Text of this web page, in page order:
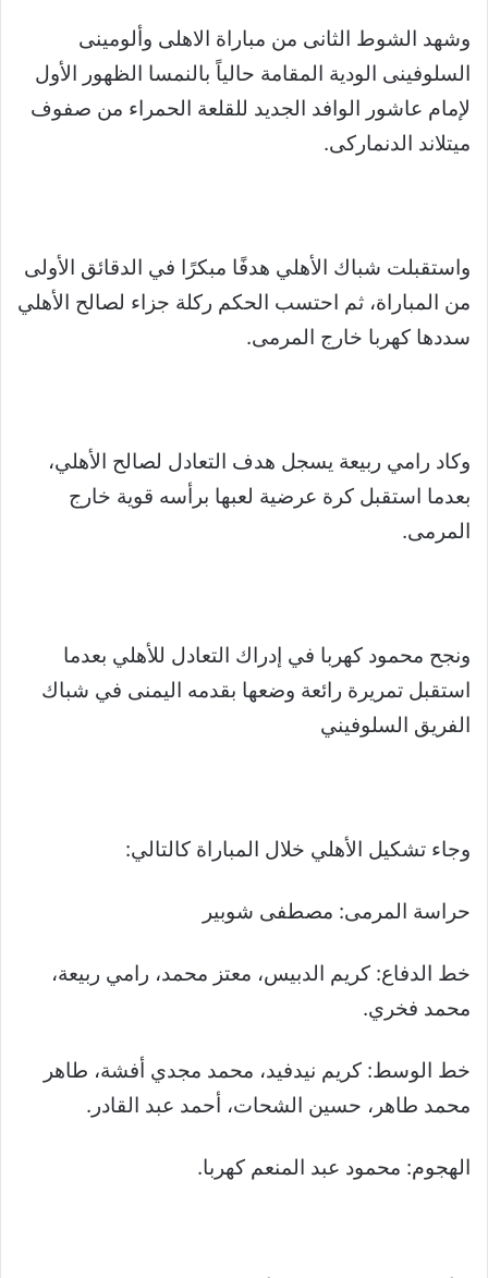
وشهد الشوط الثانى من مباراة الاهلى وألومينى
السلوفينى الودية المقامة حالياً بالنمسا الظهور الأول
لإمام عاشور الوافد الجديد للقلعة الحمراء من صفوف
ميتلاند الدنماركى.
واستقبلت شباك الأهلي هدفًا مبكرًا في الدقائق الأولى
من المباراة، ثم احتسب الحكم ركلة جزاء لصالح الأهلي
سددها كهربا خارج المرمى.
وكاد رامي ربيعة يسجل هدف التعادل لصالح الأهلي،
بعدما استقبل كرة عرضية لعبها برأسه قوية خارج
المرمى.
ونجح محمود كهربا في إدراك التعادل للأهلي بعدما
استقبل تمريرة رائعة وضعها بقدمه اليمنى في شباك
الفريق السلوفيني
وجاء تشكيل الأهلي خلال المباراة كالتالي:
حراسة المرمى: مصطفى شوبير
خط الدفاع: كريم الدبيس، معتز محمد، رامي ربيعة،
محمد فخري.
خط الوسط: كريم نيدفيد، محمد مجدي أفشة، طاهر
محمد طاهر، حسين الشحات، أحمد عبد القادر.
الهجوم: محمود عبد المنعم كهربا.